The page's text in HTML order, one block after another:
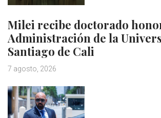
Milei recibe doctorado
Administración de la
Santiago de Cali
7 agosto, 2026